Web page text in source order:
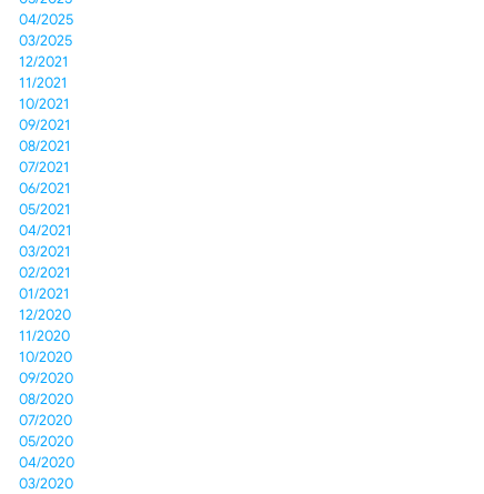
04/2025
03/2025
12/2021
11/2021
10/2021
09/2021
08/2021
07/2021
06/2021
05/2021
04/2021
03/2021
02/2021
01/2021
12/2020
11/2020
10/2020
09/2020
08/2020
07/2020
05/2020
04/2020
03/2020